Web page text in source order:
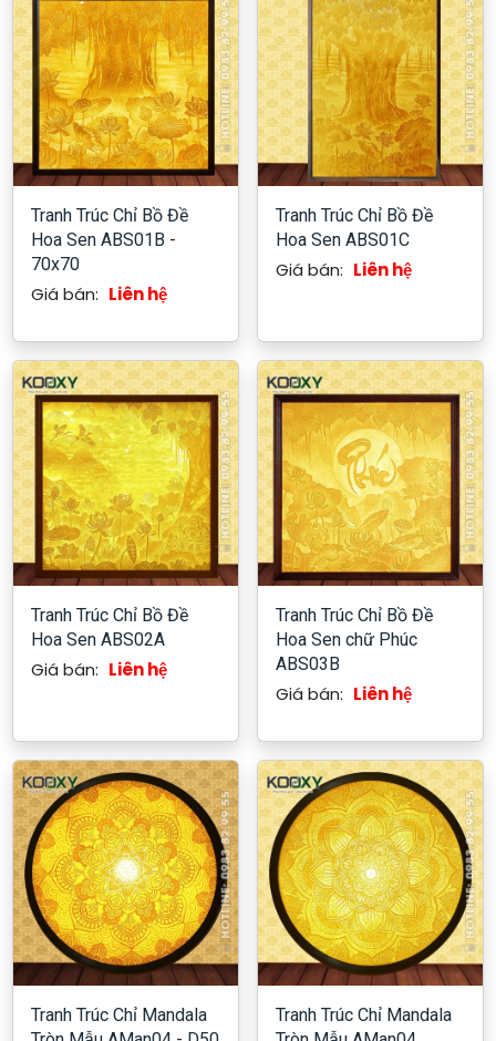
Tranh Trúc Chỉ Bồ Đề
Hoa Sen ABS01B -
70x70
Giá bán: Liên hệ
Tranh Trúc Chỉ Bồ Đề
Hoa Sen ABS01C
Giá bán: Liên hệ
Tranh Trúc Chỉ Bồ Đề
Hoa Sen ABS02A
Giá bán: Liên hệ
Tranh Trúc Chỉ Bồ Đề
Hoa Sen chữ Phúc
ABS03B
Giá bán: Liên hệ
Tranh Trúc Chỉ Mandala
Tranh Trúc Chỉ Mandala